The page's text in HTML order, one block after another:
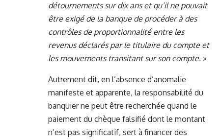
détournements sur dix ans et qu’il ne pouvait
être exigé de la banque de procéder à des
contrôles de proportionnalité entre les
revenus déclarés par le titulaire du compte et
les mouvements transitant sur son compte. »
Autrement dit, en l’absence d’anomalie
manifeste et apparente, la responsabilité du
banquier ne peut être recherchée quand le
paiement du chèque falsifié dont le montant
n’est pas significatif, sert à financer des